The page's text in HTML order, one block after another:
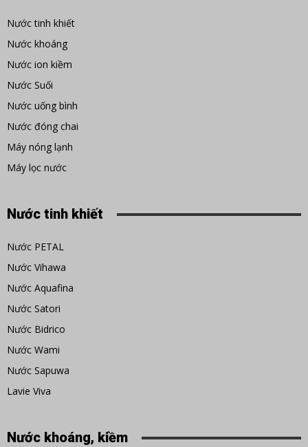
Nước tinh khiết
Nước khoáng
Nước ion kiềm
Nước Suối
Nước uống bình
Nước đóng chai
Máy nóng lạnh
Máy lọc nước
Nước tinh khiết
Nước PETAL
Nước Vihawa
Nước Aquafina
Nước Satori
Nước Bidrico
Nước Wami
Nước Sapuwa
Lavie Viva
Nước khoáng, kiềm